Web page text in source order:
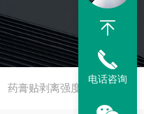
药膏贴剥离强度试验
电话咨询